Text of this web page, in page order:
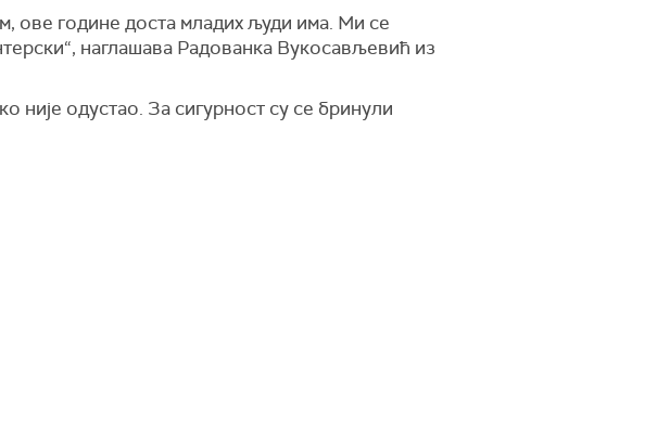
ове године доста младих људи има. Ми се
наглашава Радованка Вукосављевић из
није одустао. За сигурност су се бринули